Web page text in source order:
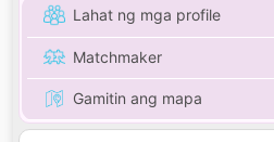
Lahat ng mga profile
Matchmaker
Gamitin ang mapa